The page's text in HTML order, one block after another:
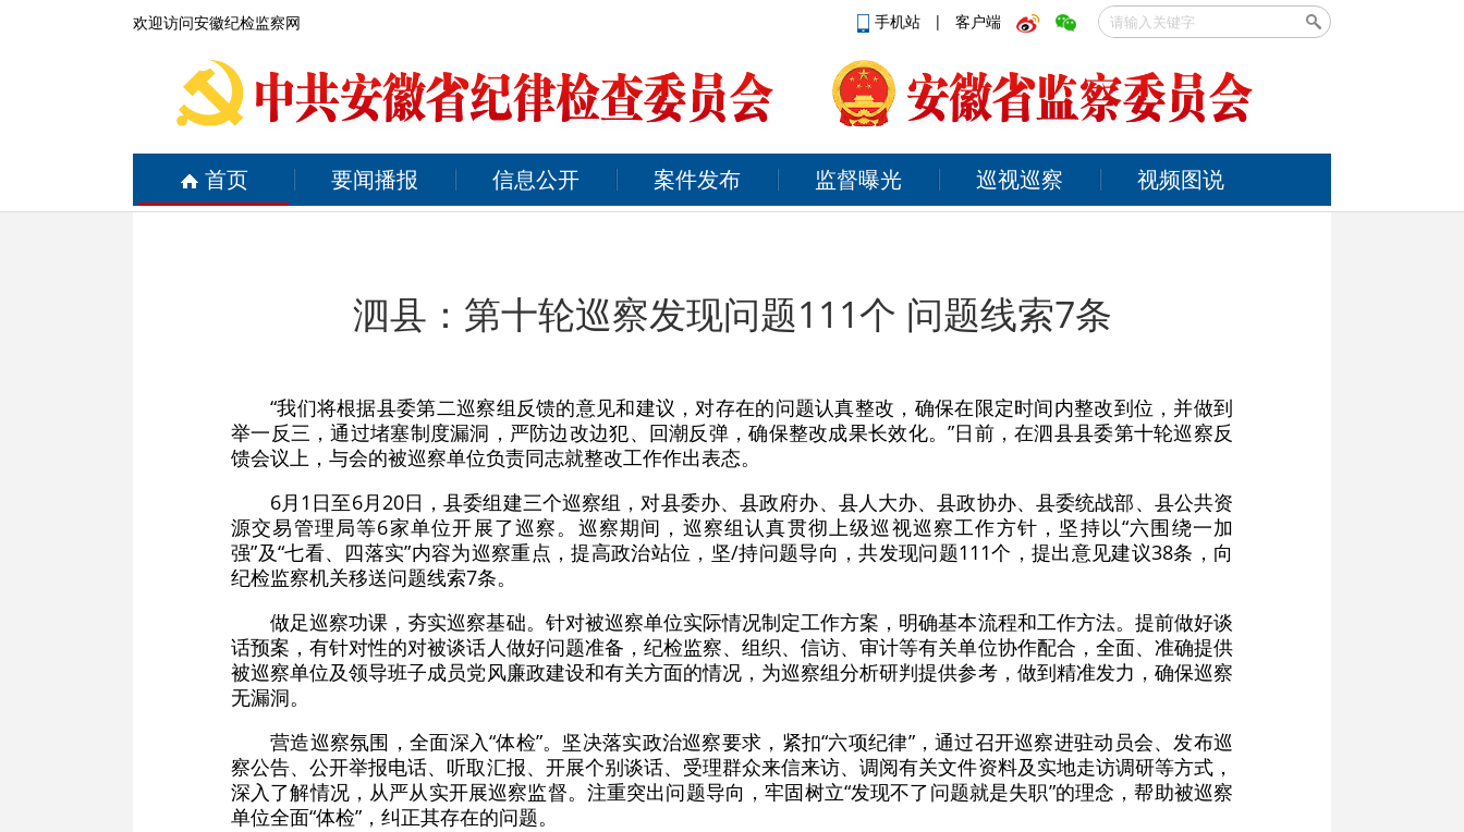
欢迎访问安徽纪检监察网 手机站 | 客户端
首页 要闻播报 信息公开 案件发布 监督曝光 巡视巡察 视频图说
泗县：第十轮巡察发现问题111个 问题线索7条
“我们将根据县委第二巡察组反馈的意见和建议，对存在的问题认真整改，确保在限定时间内整改到位，并做到
举一反三，通过堵塞制度漏洞，严防边改边犯、回潮反弹，确保整改成果长效化。”日前，在泗县县委第十轮巡察反
馈会议上，与会的被巡察单位负责同志就整改工作作出表态。
6月1日至6月20日，县委组建三个巡察组，对县委办、县政府办、县人大办、县政协办、县委统战部、县公共资
源交易管理局等6家单位开展了巡察。巡察期间，巡察组认真贯彻上级巡视巡察工作方针，坚持以“六围绕一加
强”及“七看、四落实”内容为巡察重点，提高政治站位，坚/持问题导向，共发现问题111个，提出意见建议38条，向
纪检监察机关移送问题线索7条。
做足巡察功课，夯实巡察基础。针对被巡察单位实际情况制定工作方案，明确基本流程和工作方法。提前做好谈
话预案，有针对性的对被谈话人做好问题准备，纪检监察、组织、信访、审计等有关单位协作配合，全面、准确提供
被巡察单位及领导班子成员党风廉政建设和有关方面的情况，为巡察组分析研判提供参考，做到精准发力，确保巡察
无漏洞。
营造巡察氛围，全面深入“体检”。坚决落实政治巡察要求，紧扣“六项纪律”，通过召开巡察进驻动员会、发布巡
察公告、公开举报电话、听取汇报、开展个别谈话、受理群众来信来访、调阅有关文件资料及实地走访调研等方式，
深入了解情况，从严从实开展巡察监督。注重突出问题导向，牢固树立“发现不了问题就是失职”的理念，帮助被巡察
单位全面“体检”，纠正其存在的问题。